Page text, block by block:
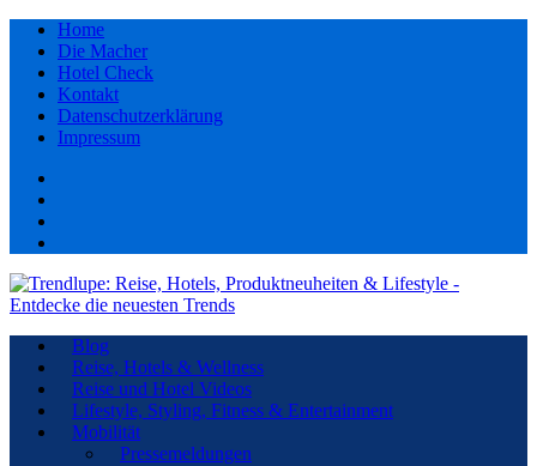
Home
Die Macher
Hotel Check
Kontakt
Datenschutzerklärung
Impressum
Blog
Reise, Hotels & Wellness
Reise und Hotel Videos
Lifestyle, Styling, Fitness & Entertainment
Mobilität
Pressemeldungen